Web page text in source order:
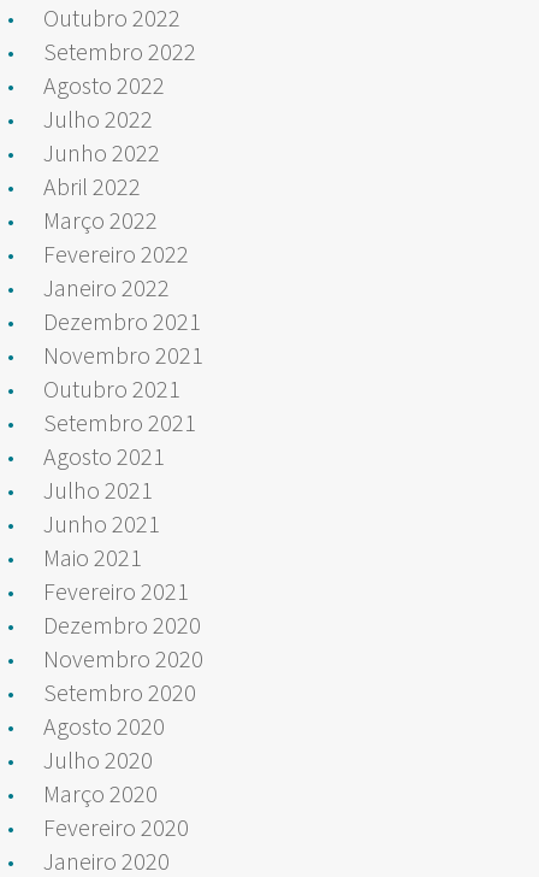
Outubro 2022
Setembro 2022
Agosto 2022
Julho 2022
Junho 2022
Abril 2022
Março 2022
Fevereiro 2022
Janeiro 2022
Dezembro 2021
Novembro 2021
Outubro 2021
Setembro 2021
Agosto 2021
Julho 2021
Junho 2021
Maio 2021
Fevereiro 2021
Dezembro 2020
Novembro 2020
Setembro 2020
Agosto 2020
Julho 2020
Março 2020
Fevereiro 2020
Janeiro 2020